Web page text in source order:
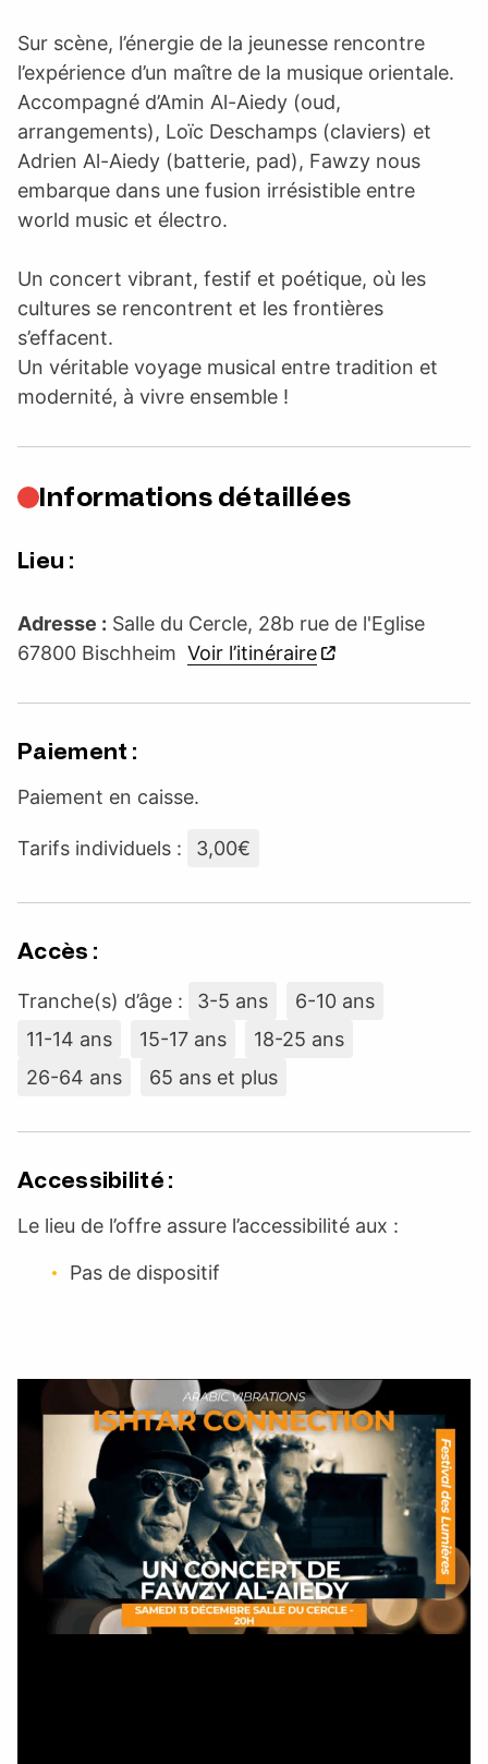
Sur scène, l’énergie de la jeunesse rencontre
l’expérience d’un maître de la musique orientale.
Accompagné d’Amin Al-Aiedy (oud,
arrangements), Loïc Deschamps (claviers) et
Adrien Al-Aiedy (batterie, pad), Fawzy nous
embarque dans une fusion irrésistible entre
world music et électro.
Un concert vibrant, festif et poétique, où les
cultures se rencontrent et les frontières
s’effacent.
Un véritable voyage musical entre tradition et
modernité, à vivre ensemble !
Informations détaillées
Lieu :
Adresse : Salle du Cercle, 28b rue de l'Eglise
67800 Bischheim Voir l’itinéraire
Paiement :
Paiement en caisse.
Tarifs individuels : 3,00€
Accès :
Tranche(s) d’âge : 3-5 ans
6-10 ans
11-14 ans
15-17 ans
18-25 ans
26-64 ans
65 ans et plus
Accessibilité :
Le lieu de l’offre assure l’accessibilité aux :
Pas de dispositif